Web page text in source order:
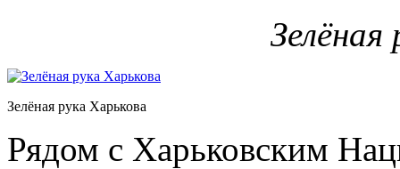
Зелёная
Зелёная рука Харькова
Рядом с Харьковским